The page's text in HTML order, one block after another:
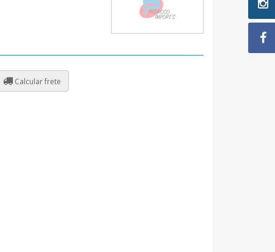
Calcular frete